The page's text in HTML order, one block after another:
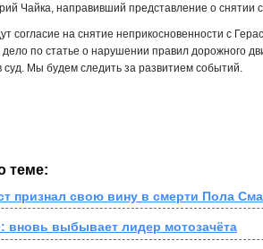
Чайка, направивший представление о снятии
согласие на снятие неприкосновенности с
по статье о нарушении правил дорожного
суд. Мы будем следить за развитием событий.
теме:
признал свою вину в смерти Пола
вновь выбывает лидер мотозачёта